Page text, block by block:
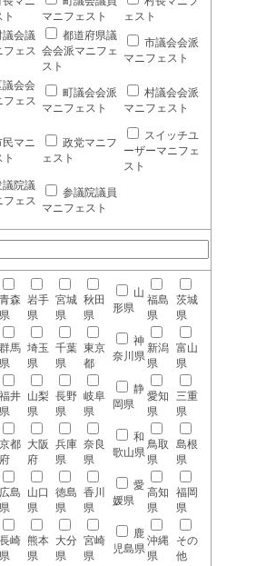
マニフェスト
ェスト
議会議
フェス
都道府県議
会会派マニフェ
スト
市議会会派
マニフェスト
議会会
フェス
町議会会派
マニフェスト
村議会会派
マニフェスト
民マニ
政党マニフ
ェスト
スイッチユ
ーザーマニフェ
スト
議院議
フェス
参議院議員
マニフェスト
青森
県
岩手
県
宮城
県
秋田
県
山
形県
福島
県
茨城
県
群馬
県
埼玉
県
千葉
県
東京
都
神
奈川県
新潟
県
富山
県
福井
県
山梨
県
長野
県
岐阜
県
静
岡県
愛知
県
三重
県
京都
府
大阪
府
兵庫
県
奈良
県
和
歌山県
鳥取
県
島根
県
広島
県
山口
県
徳島
県
香川
県
愛
媛県
高知
県
福岡
県
長崎
県
熊本
県
大分
県
宮崎
県
鹿
児島県
沖縄
県
その
他